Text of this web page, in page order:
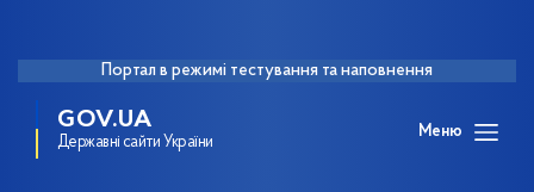
Портал в режимі тестування та наповнення
GOV.UA
Державні сайти України
Меню